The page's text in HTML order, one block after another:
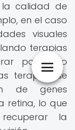
calidad de
en el caso
visuales
terapias
parcial o
terapias se
de genes
retina, lo que
la